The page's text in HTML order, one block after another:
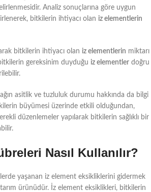
Analiz sonuçlarına göre uygun
bitkilerin ihtiyacı olan iz elementlerin
bitkilerin ihtiyacı olan iz elementlerin miktarı
gereksinim duyduğu iz elementler doğru
asitlik ve tuzluluk durumu hakkında da bilgi
büyümesi üzerinde etkili olduğundan,
düzenlemeler yapılarak bitkilerin sağlıklı bir
Nasıl Kullanılır?
yaşanan iz element eksikliklerini gidermek
ürünüdür. İz element eksiklikleri, bitkilerin